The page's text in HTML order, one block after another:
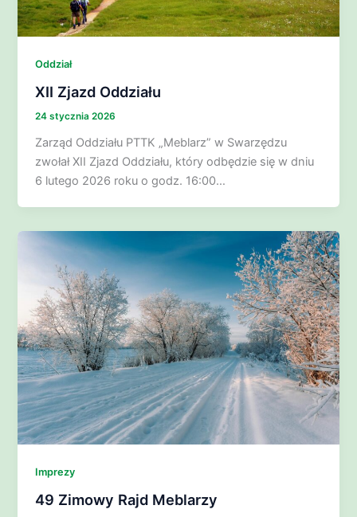
Oddział
XII Zjazd Oddziału
24 stycznia 2026
Zarząd Oddziału PTTK „Meblarz” w Swarzędzu
zwołał XII Zjazd Oddziału, który odbędzie się w dniu
6 lutego 2026 roku o godz. 16:00…
Imprezy
49 Zimowy Rajd Meblarzy